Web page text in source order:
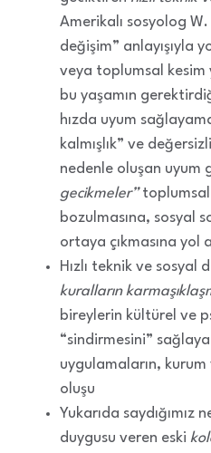
Amerikalı sosyolog W.
değişim” anlayışıyla
veya toplumsal
bu yaşamın
hızda uyum
kalmışlık” ve
nedenle oluşan uyum
gecikmeler”toplumsal
bozulmasına, sosyal
ortaya çıkmasına yol
Hızlı teknik ve sosyal
kuralların
bireylerin kültürel ve
“sindirmesini”
uygulamaların,
oluşu
Yukarıda saydığımız
duygusu veren eski